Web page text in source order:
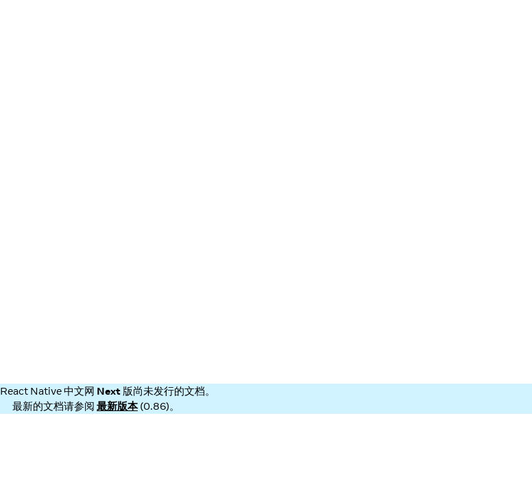
React Native 中文网 Next版尚未发行的文档。
最新的文档请参阅 最新版本(0.86)。